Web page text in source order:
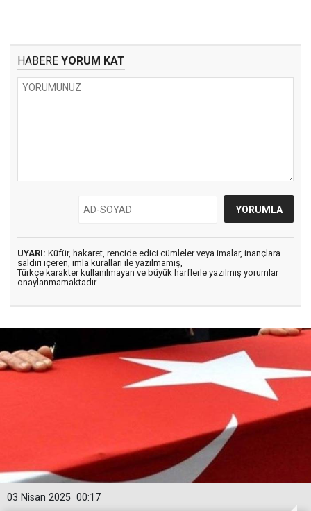
HABERE YORUM KAT
UYARI: Küfür, hakaret, rencide edici cümleler veya imalar, inançlara
saldırı içeren, imla kuralları ile yazılmamış,
Türkçe karakter kullanılmayan ve büyük harflerle yazılmış yorumlar
onaylanmamaktadır.
00:17
03 Nisan 2025